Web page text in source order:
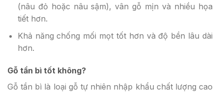
(nâu đỏ hoặc nâu sậm), vân gỗ mịn và nhiều họa
tiết hơn.
Khả năng chống mối mọt tốt hơn và độ bền lâu dài
hơn.
Gỗ tần bì tốt không?
Gỗ tần bì là loại gỗ tự nhiên nhập khẩu chất lượng cao